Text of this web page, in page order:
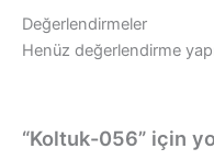
Değerlendirmeler
Henüz değerlendirme
“Koltuk-056” için